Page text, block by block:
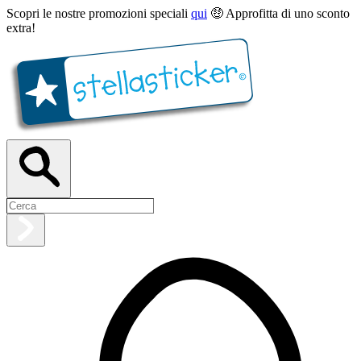
Scopri le nostre promozioni speciali qui 🤑 Approfitta di uno sconto
extra!